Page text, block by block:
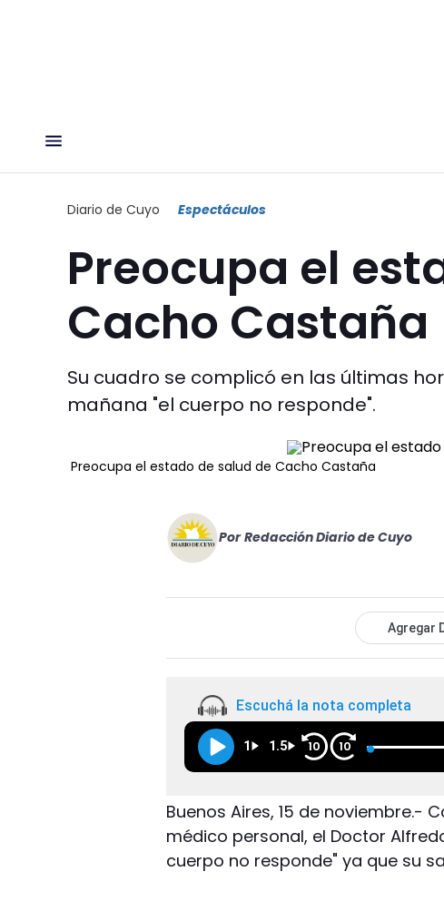
Diario de Cuyo Espectáculos
Preocupa el
Cacho Castaña
Su cuadro se complicó en las últimas
mañana "el cuerpo no responde".
Preocupa el estado de salud de Cacho Castaña
Por Redacción Diario de Cuyo
Agregar
Escuchá la nota completa
1 1.5 10 10
Buenos Aires, 15 de noviembre.-
médico personal, el Doctor
cuerpo no responde" ya que su